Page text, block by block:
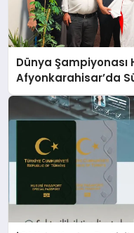
Dünya Şampiyonası
Afyonkarahisar’da